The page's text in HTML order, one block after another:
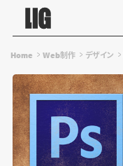
Home Web制作 デザイン